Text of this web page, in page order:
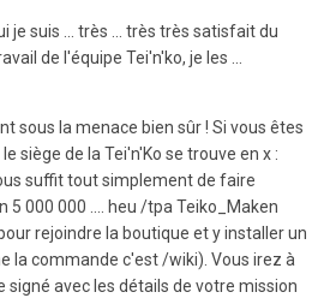
je suis ... très ... très très satisfait du
de l'équipe Tei'n'ko, je les ...
sous la menace bien sûr ! Si vous êtes
siège de la Tei'n'Ko se trouve en x :
suffit tout simplement de faire
5 000 000 .... heu /tpa Teiko_Maken
rejoindre la boutique et y installer un
la commande c'est /wiki). Vous irez à
signé avec les détails de votre mission